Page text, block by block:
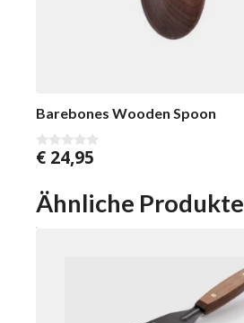
Barebones Wooden Spoon
0
n
5
€ 24,95
Ähnliche Produkte